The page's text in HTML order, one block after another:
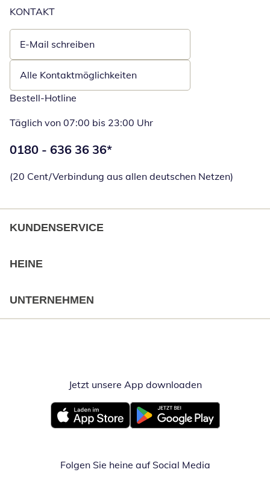
KONTAKT
E-Mail schreiben
Öffnet E-Mail-Client
Alle Kontaktmöglichkeiten
Bestell-Hotline
Täglich von 07:00 bis 23:00 Uhr
Telefonnummer:
0180 - 636 36 36*
(20 Cent/Verbindung aus allen deutschen Netzen)
KUNDENSERVICE
HEINE
UNTERNEHMEN
Jetzt unsere App downloadenÖffnet in
Öffnet in neuem FensterÖffnet in neuem Fenster
Folgen Sie heine auf Social Media